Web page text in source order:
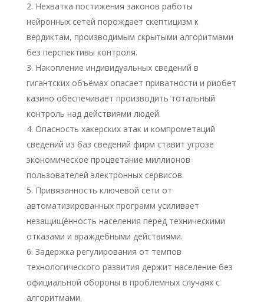
Нехватка постижения законов работы
нейронных сетей порождает скептицизм к
вердиктам, производимым скрытыми алгоритмами
без перспективы контроля.
Накопление индивидуальных сведений в
гигантских объёмах опасает приватности и риобет
казино обеспечивает производить тотальный
контроль над действиями людей.
Опасность хакерских атак и компрометаций
сведений из баз сведений фирм ставит угрозе
экономическое процветание миллионов
пользователей электронных сервисов.
Привязанность ключевой сети от
автоматизированных программ усиливает
незащищённость населения перед техническими
отказами и враждебными действиями.
Задержка регулирования от темпов
технологического развития держит население без
официальной обороны в проблемных случаях с
алгоритмами.